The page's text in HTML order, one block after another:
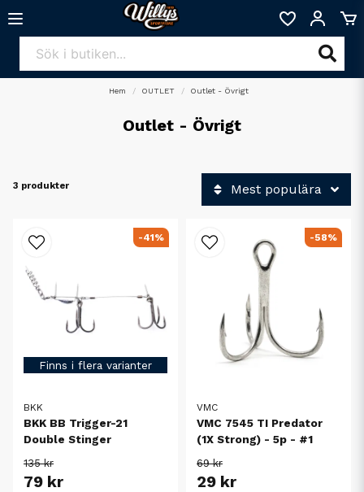
Hem OUTLET Outlet - Övrigt
Outlet - Övrigt
3 produkter Mest populära
Finns i flera varianter
BKK
BKK BB Trigger-21
Double Stinger
135 kr
79 kr
-41%
VMC
VMC 7545 TI Predator
(1X Strong) - 5p - #1
69 kr
29 kr
-58%